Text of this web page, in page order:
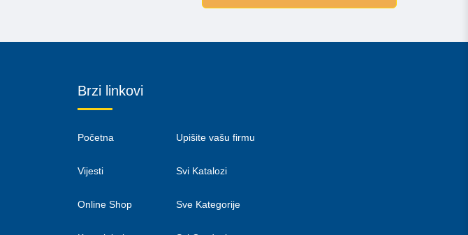
Brzi linkovi
Početna
Vijesti
Online Shop
Upišite vašu firmu
Svi Katalozi
Sve Kategorije